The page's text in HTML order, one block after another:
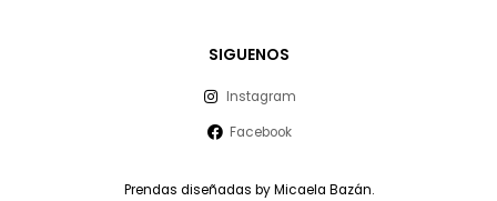
SIGUENOS
Instagram
Facebook
Prendas diseñadas by Micaela Bazán.